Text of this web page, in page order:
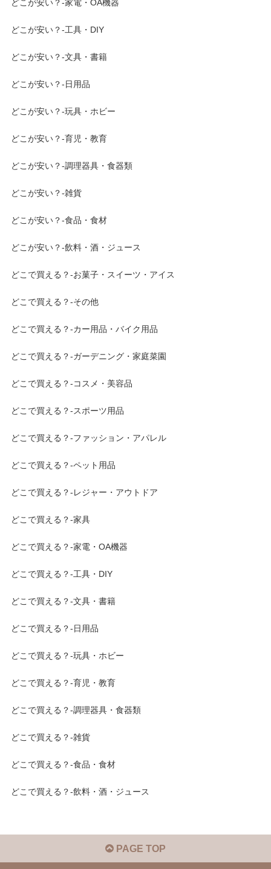
どこが安い？-家電・OA機器
どこが安い？-工具・DIY
どこが安い？-文具・書籍
どこが安い？-日用品
どこが安い？-玩具・ホビー
どこが安い？-育児・教育
どこが安い？-調理器具・食器類
どこが安い？-雑貨
どこが安い？-食品・食材
どこが安い？-飲料・酒・ジュース
どこで買える？-お菓子・スイーツ・アイス
どこで買える？-その他
どこで買える？-カー用品・バイク用品
どこで買える？-ガーデニング・家庭菜園
どこで買える？-コスメ・美容品
どこで買える？-スポーツ用品
どこで買える？-ファッション・アパレル
どこで買える？-ペット用品
どこで買える？-レジャー・アウトドア
どこで買える？-家具
どこで買える？-家電・OA機器
どこで買える？-工具・DIY
どこで買える？-文具・書籍
どこで買える？-日用品
どこで買える？-玩具・ホビー
どこで買える？-育児・教育
どこで買える？-調理器具・食器類
どこで買える？-雑貨
どこで買える？-食品・食材
どこで買える？-飲料・酒・ジュース
PAGE TOP